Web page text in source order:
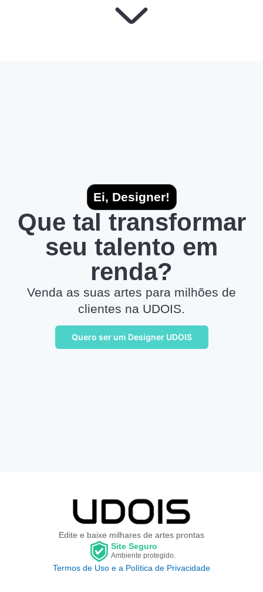
Ei, Designer!
Que tal transformar
seu talento em
renda?
Venda as suas artes para milhões de
clientes na UDOIS.
Quero ser um Designer UDOIS
Edite e baixe milhares de artes prontas
Site Seguro
Ambiente protegido.
Termos de Uso e a Política de Privacidade